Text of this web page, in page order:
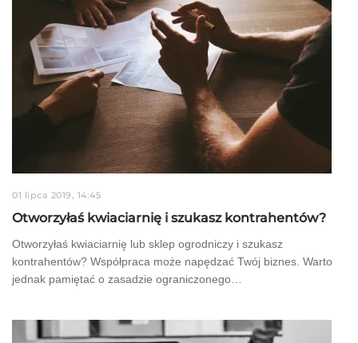
01 lipca 2019, 14:45
Otworzyłaś kwiaciarnię i szukasz kontrahentów?
Otworzyłaś kwiaciarnię lub sklep ogrodniczy i szukasz
kontrahentów? Współpraca może napędzać Twój biznes. Warto
jednak pamiętać o zasadzie ograniczonego…